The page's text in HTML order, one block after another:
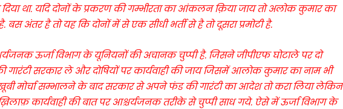
था. यदि दोनों के प्रकरण की गम्भीरता का आंकलन क़िया जाय तो अलोक कुमार का
बस अंतर है तो यह कि दोनों में से एक सीधी भर्ती से है तो दूसरा प्रमोटी है.
ऊर्जा विभाग के यूनियनों की अचानक चुप्पी है. जिसने जीपीएफ घोटाले पर दो
गारंटी सरकार ले और दोषियों पर कार्यवाही की जाय जिसमें आलोक कुमार का नाम भी
मोर्चा सम्भालने के बाद सरकार से अपने फंड की गारंटी का आदेश तो करा लिया लेकिन
कार्यवाही की बात पर आश्चर्यजनक तरीके से चुप्पी साध गये. ऐसे में ऊर्जा विभाग के